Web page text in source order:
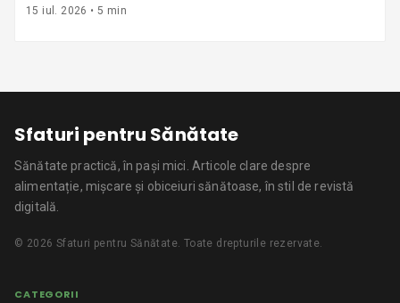
15 iul. 2026 •5 min
Sfaturi pentru Sănătate
Sănătate practică, în pași mici. Articole clare despre
alimentație, mișcare și obiceiuri sănătoase, în stil de revistă
digitală.
© 2026 Sfaturi pentru Sănătate. Toate drepturile rezervate.
CATEGORII